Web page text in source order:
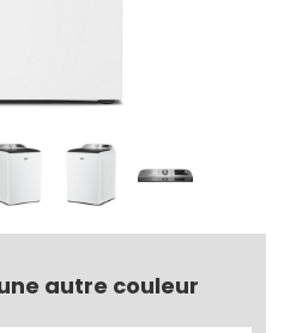
autre couleur